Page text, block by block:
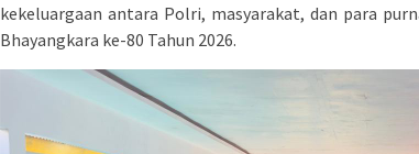
kekeluargaan antara Polri, masyarakat, dan para
Bhayangkara ke-80 Tahun 2026.